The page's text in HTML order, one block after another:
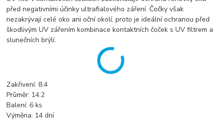
před negativními účinky ultrafialového záření. Čočky však
nezakrývají celé oko ani oční okolí, proto je ideální ochranou před
škodlivým UV zářením kombinace kontaktních čoček s UV filtrem a
slunečních brýlí.
Zakřivení: 8.4
Průměr: 14.2
Balení: 6 ks
Výměna: 14 dní